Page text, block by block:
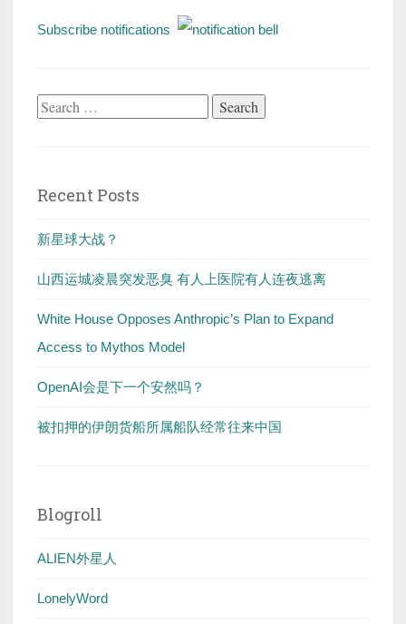
Subscribe notifications
Search
Recent Posts
新星球大战？
山西运城凌晨突发恶臭 有人上医院有人连夜逃离
White House Opposes Anthropic’s Plan to Expand
Access to Mythos Model
OpenAI会是下一个安然吗？
被扣押的伊朗货船所属船队经常往来中国
Blogroll
ALIEN外星人
LonelyWord